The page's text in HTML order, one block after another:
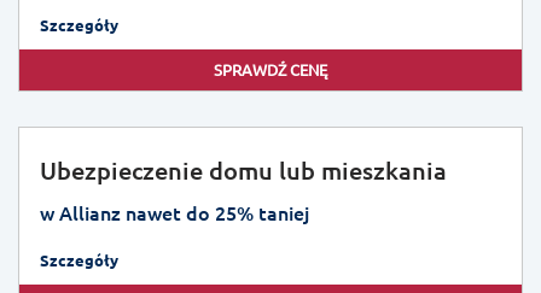
Szczegóły
SPRAWDŹ CENĘ
Ubezpieczenie domu lub mieszkania
w Allianz nawet do 25% taniej
Szczegóły